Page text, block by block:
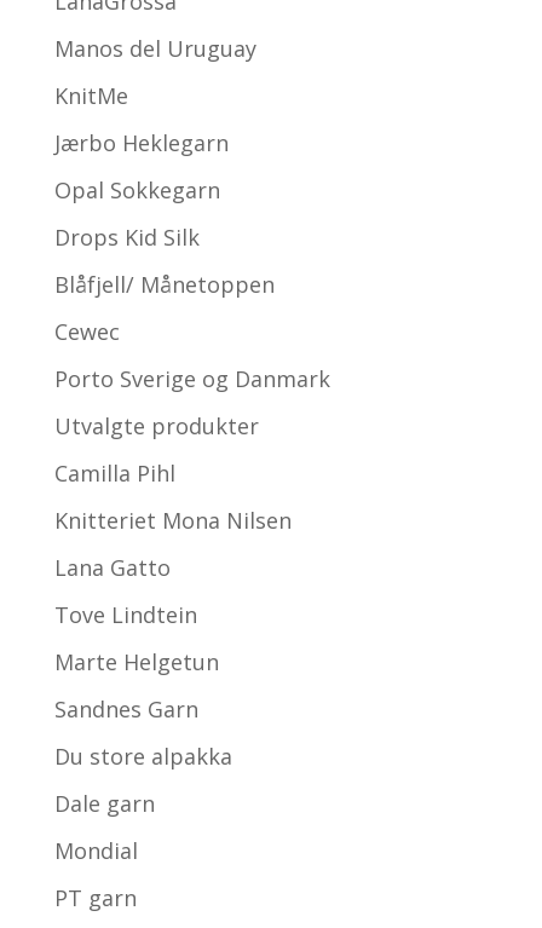
Manos del Uruguay
KnitMe
Jærbo Heklegarn
Opal Sokkegarn
Drops Kid Silk
Blåfjell/ Månetoppen
Cewec
Porto Sverige og Danmark
Utvalgte produkter
Camilla Pihl
Knitteriet Mona Nilsen
Lana Gatto
Tove Lindtein
Marte Helgetun
Sandnes Garn
Du store alpakka
Dale garn
Mondial
PT garn